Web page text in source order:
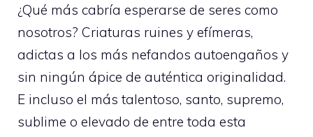
¿Qué más cabría esperarse de seres como
nosotros? Criaturas ruines y efímeras,
adictas a los más nefandos autoengaños y
sin ningún ápice de auténtica originalidad.
E incluso el más talentoso, santo, supremo,
sublime o elevado de entre toda esta